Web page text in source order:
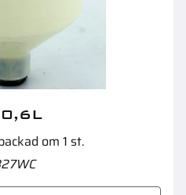
om 1 st.